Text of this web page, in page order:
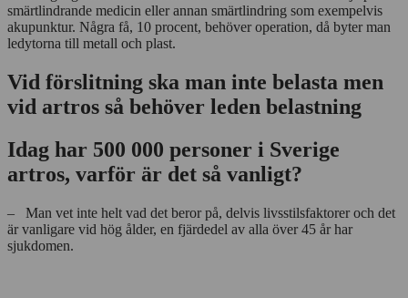
smärtlindrande medicin eller annan smärtlindring som exempelvis
akupunktur. Några få, 10 procent, behöver operation, då byter man
ledytorna till metall och plast.
Vid förslitning ska man inte belasta men
vid artros så behöver leden belastning
Idag har 500 000 personer i Sverige
artros, varför är det så vanligt?
– Man vet inte helt vad det beror på, delvis livsstilsfaktorer och det
är vanligare vid hög ålder, en fjärdedel av alla över 45 år har
sjukdomen.